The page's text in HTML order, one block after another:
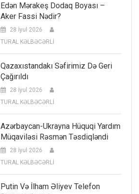
Edən Mərakeş Dodaq Boyası –
Aker Fassi Nədir?
28 İyul 2026
TURAL KƏLBƏCƏRLİ
Qazaxıstandakı Səfirimiz Də Geri
Çağırıldı
28 İyul 2026
TURAL KƏLBƏCƏRLİ
Azərbaycan-Ukrayna Hüquqi Yardım
Müqaviləsi Rəsmən Təsdiqləndi
28 İyul 2026
TURAL KƏLBƏCƏRLİ
Putin Və İlham Əliyev Telefon